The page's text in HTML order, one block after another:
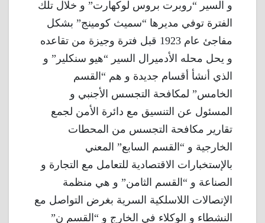
و السير “روبرت بروس لوكهارت” و خلال تلك
الفترة توفي مديرها “سميث كومينج” بشكل
مفاجئ عام 1923 قبل فترة وجيزة من تقاعده
و يحل محله الأدميرال السير “هيو سنكلير” و
الذي أنشأ أقسام جديدة و هم “القسم
الخامس” لمكافحة التجسس الأجنبي و
المسئول عن التنسيق مع دائرة الأمن لجمع
تقارير مكافحة التجسس من المحطات
الخارجية و “القسم السابع” المعني
بالإستخبارات الاقتصادية للتعامل مع التجارة و
الصناعة و “القسم الثامن” و هي منظمة
الإتصالات اللاسلكية السرية بغرض التواصل مع
النشطاء و الوكلاء في الخارج و “القسم ن”